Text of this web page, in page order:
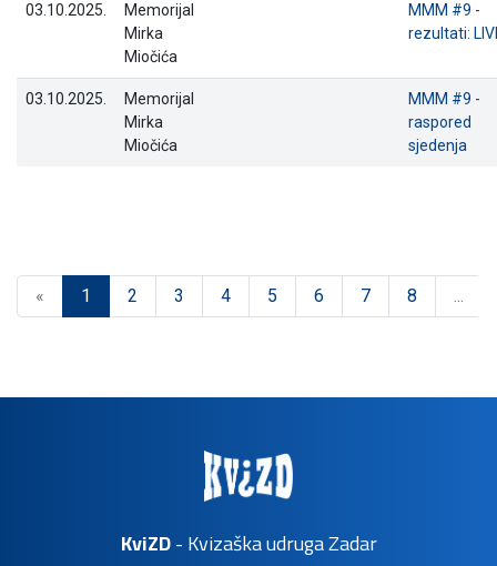
03.10.2025.
Memorijal
Mirka
Miočića
MMM #9 -
rezultati:
03.10.2025.
Memorijal
Mirka
Miočića
MMM #9 -
raspored
sjedenja
« 1 2 3 4 5 6 7 8 ...
KviZD- Kvizaška udruga Zadar